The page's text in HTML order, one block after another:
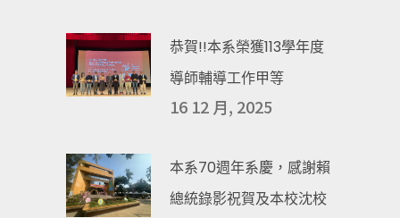
恭賀!!本系榮獲113學年度
導師輔導工作甲等
16 12 月, 2025
本系70週年系慶，感謝賴
總統錄影祝賀及本校沈校